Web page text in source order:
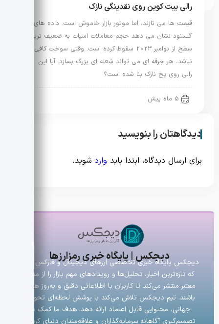
رالی بیت کوین روی نقدینگی نازک
قیمت ها می تازند، اما موتور بازار خاموش است. داده های
گلسنود نشان می دهد حجم معاملات اسپات به ضعیف ترین
سطح از نوامبر 2023 سقوط کرده است. وقتی سوخت کافی
نباشد، هر جرقه ای می تواند شعله ای بزرگ بسازد. آیا این
رالی روی یخ نازک بنا شده است؟
5 ماه پیش
دیدگاهتان را بنویسید
برای ارسال دیدگاه، ابتدا باید وارد شوید.
دیجکس | پایگاه خبری رمزارزها
دیجکس پایگاه خبری تخصصی ارزهای دیجیتال و فارکس است
که تازه‌ترین اخبار، تحلیل‌ها و رویدادهای مهم بازار را از منابع
معتبر منتشر می‌کند تا کاربران با اطلاعاتی دقیق و به‌روز همراه
باشند. تیم دیجکس تلاش می‌کند با پوشش لحظه‌ای تحولات
جهانی، محتوایی قابل اعتماد ارائه دهد. هدف ما کمک به
تصمیم‌گیری آگاهانه سرمایه‌گذاران و علاقه‌مندان دنیای کریپتو